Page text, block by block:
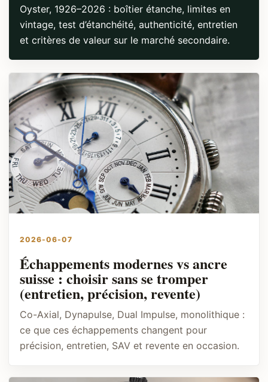
Oyster, 1926–2026 : boîtier étanche, limites en
vintage, test d’étanchéité, authenticité, entretien
et critères de valeur sur le marché secondaire.
2026-06-07
Échappements modernes vs ancre
suisse : choisir sans se tromper
(entretien, précision, revente)
Co-Axial, Dynapulse, Dual Impulse, monolithique :
ce que ces échappements changent pour
précision, entretien, SAV et revente en occasion.